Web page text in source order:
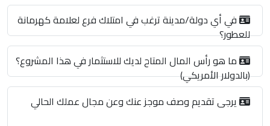
في أي دولة/مدينة ترغب في امتلاك فرع لعلامة كهرمانة
للعطور؟
ما هو رأس المال المتاح لديك للاستثمار في هذا المشروع؟
(بالدولار الأمريكي)
يرجى تقديم وصف موجز عنك وعن مجال عملك الحالي